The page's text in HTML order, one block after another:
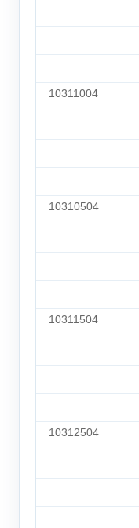
10311004
10310504
10311504
10312504